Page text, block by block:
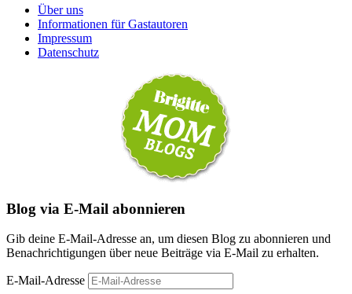
Über uns
Informationen für Gastautoren
Impressum
Datenschutz
Blog via E-Mail abonnieren
Gib deine E-Mail-Adresse an, um diesen Blog zu abonnieren und
Benachrichtigungen über neue Beiträge via E-Mail zu erhalten.
E-Mail-Adresse